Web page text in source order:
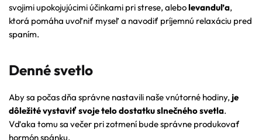
svojimi upokojujúcimi účinkami pri strese, alebolevanduľa,
ktorá pomáha uvoľniť myseľ a navodiť príjemnú relaxáciu pred
spaním.
Denné svetlo
Aby sa počas dňa správne nastavili naše vnútorné hodiny, je
dôležité vystaviť svoje telo dostatku slnečného svetla.
Vďaka tomu sa večer pri zotmení bude správne produkovať
hormón spánku.